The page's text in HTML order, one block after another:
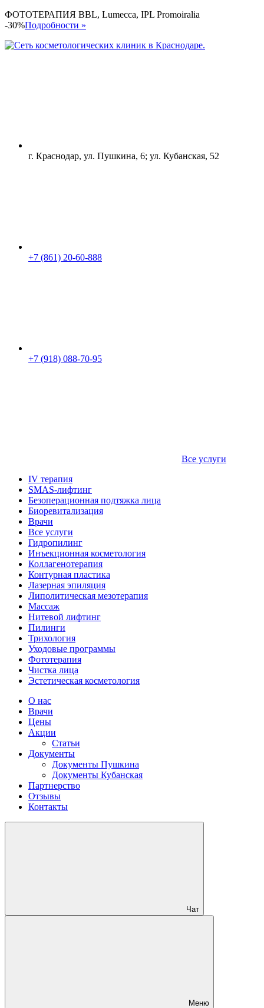
ФОТОТЕРАПИЯ BBL, Lumecca, IPL Promoiralia
-30%Подробности »
г. Краснодар, ул. Пушкина, 6; ул. Кубанская, 52
+7 (861) 20-60-888
+7 (918) 088-70-95
Все услуги
IV терапия
SMAS-лифтинг
Безоперационная подтяжка лица
Биоревитализация
Врачи
Все услуги
Гидропилинг
Инъекционная косметология
Коллагенотерапия
Контурная пластика
Лазерная эпиляция
Липолитическая мезотерапия
Массаж
Нитевой лифтинг
Пилинги
Трихология
Уходовые программы
Фототерапия
Чистка лица
Эстетическая косметология
О нас
Врачи
Цены
Акции
Статьи
Документы
Документы Пушкина
Документы Кубанская
Партнерство
Отзывы
Контакты
Чат
Меню